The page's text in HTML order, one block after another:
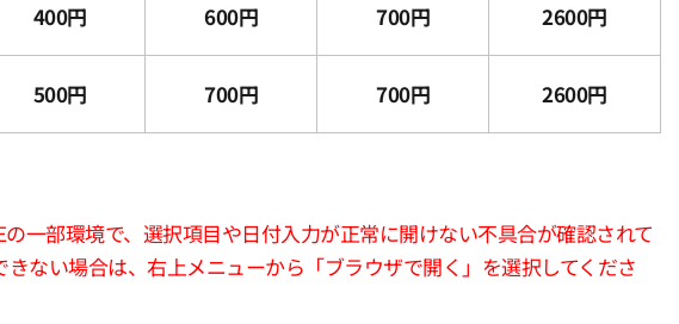
400円 600円 700円 2600円
500円 700円 700円 2600円
一部環境で、選択項目や日付入力が正常に開けない不具合が確認されて
きない場合は、右上メニューから「ブラウザで開く」を選択してくださ